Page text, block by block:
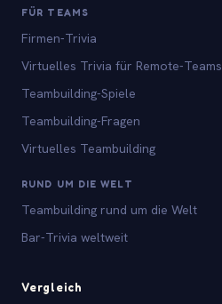
FÜR TEAMS
Firmen-Trivia
Virtuelles Trivia für Remote-Teams
Teambuilding-Spiele
Teambuilding-Fragen
Virtuelles Teambuilding
RUND UM DIE WELT
Teambuilding rund um die Welt
Bar-Trivia weltweit
Vergleich